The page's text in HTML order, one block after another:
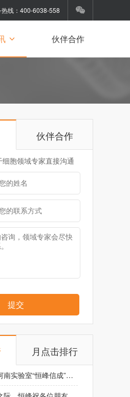
热线：400-6038-558
伙伴合作
伙伴合作
胞领域专家直接沟通
提交
月点击排行
恒峰生物河南实验室“恒峰信成”项目启动仪式在凤泉区举行